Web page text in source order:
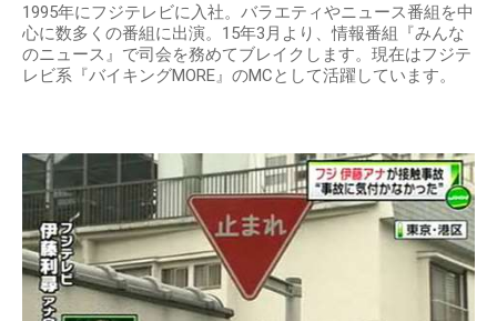
1995年にフジテレビに入社。バラエティやニュース番組を中
心に数多くの番組に出演。15年3月より、情報番組『みんな
のニュース』で司会を務めてブレイクします。現在はフジテ
レビ系『バイキングMORE』のMCとして活躍しています。